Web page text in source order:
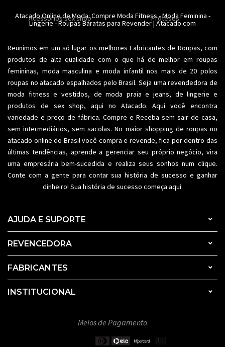
Plus size Acessórios femininos
Conjuntos Modeladores
Acessorios sex shop Proteses
Atacado Online de Moda: Compre Moda Fitness-Moda Feminina -
Lingerie-Roupas Baratas para Revender| Atacado.com
Reunimos em um só lugar os melhoresFabricantes de Roupas, com
produtos de alta qualidade com o que há de melhor em roupas
femininas, moda masculina e moda infantil nos mais de 20 polos
roupas no atacado espalhados pelo Brasil. Seja uma revendedora de
moda fitness e vestidos, de moda praia e jeans, de lingerie e
produtos de sex shop, aqui no Atacado. Aqui você encontra
variedade e preço de fábrica. Compre e Receba sem sair de casa,
sem intermediários, sem sacolas. No maior shopping de roupas no
atacado online do Brasil você compra e revende, fica por dentro das
últimas tendências, aprende a gerenciar seu próprio negócio, vira
uma empresária bem-sucedida e realiza seus sonhos num clique.
Conte com a gente para contar sua história de sucesso e ganhar
dinheiro! Sua história de sucesso começa aqui.
AJUDA E SUPORTE
REVENCEDORA
FABRICANTES
INSTITUCIONAL
Meios de Pagamento